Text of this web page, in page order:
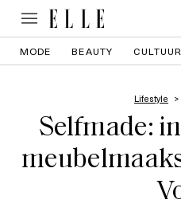
MODE BEAUTY CULTUUR
Lifestyle
Selfmade: